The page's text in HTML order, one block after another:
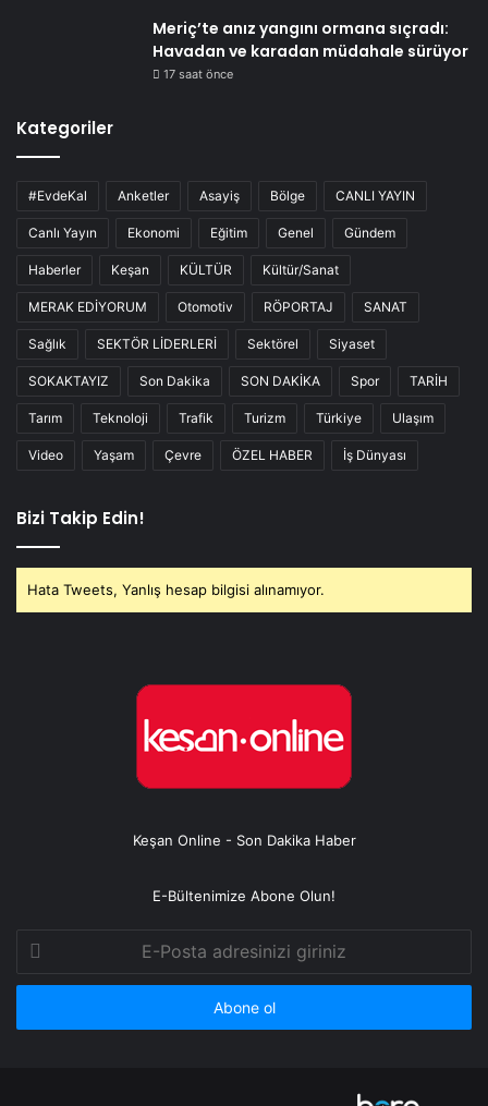
Meriç’te anız yangını ormana sıçradı:
Havadan ve karadan müdahale sürüyor
17 saat önce
Kategoriler
#EvdeKal Anketler Asayiş Bölge CANLI YAYIN
Canlı Yayın Ekonomi Eğitim Genel Gündem
Haberler Keşan KÜLTÜR Kültür/Sanat
MERAK EDİYORUM Otomotiv RÖPORTAJ SANAT
Sağlık SEKTÖR LİDERLERİ Sektörel Siyaset
SOKAKTAYIZ Son Dakika SON DAKİKA Spor TARİH
Tarım Teknoloji Trafik Turizm Türkiye Ulaşım
Video Yaşam Çevre ÖZEL HABER İş Dünyası
Bizi Takip Edin!
Hata Tweets, Yanlış hesap bilgisi alınamıyor.
Keşan Online - Son Dakika Haber
E-Bültenimize Abone Olun!
Posta
adresinizi